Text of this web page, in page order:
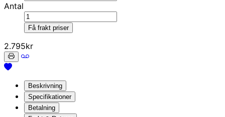
Antal
Få frakt priser
2.795kr
Beskrivning
Specifikationer
Betalning